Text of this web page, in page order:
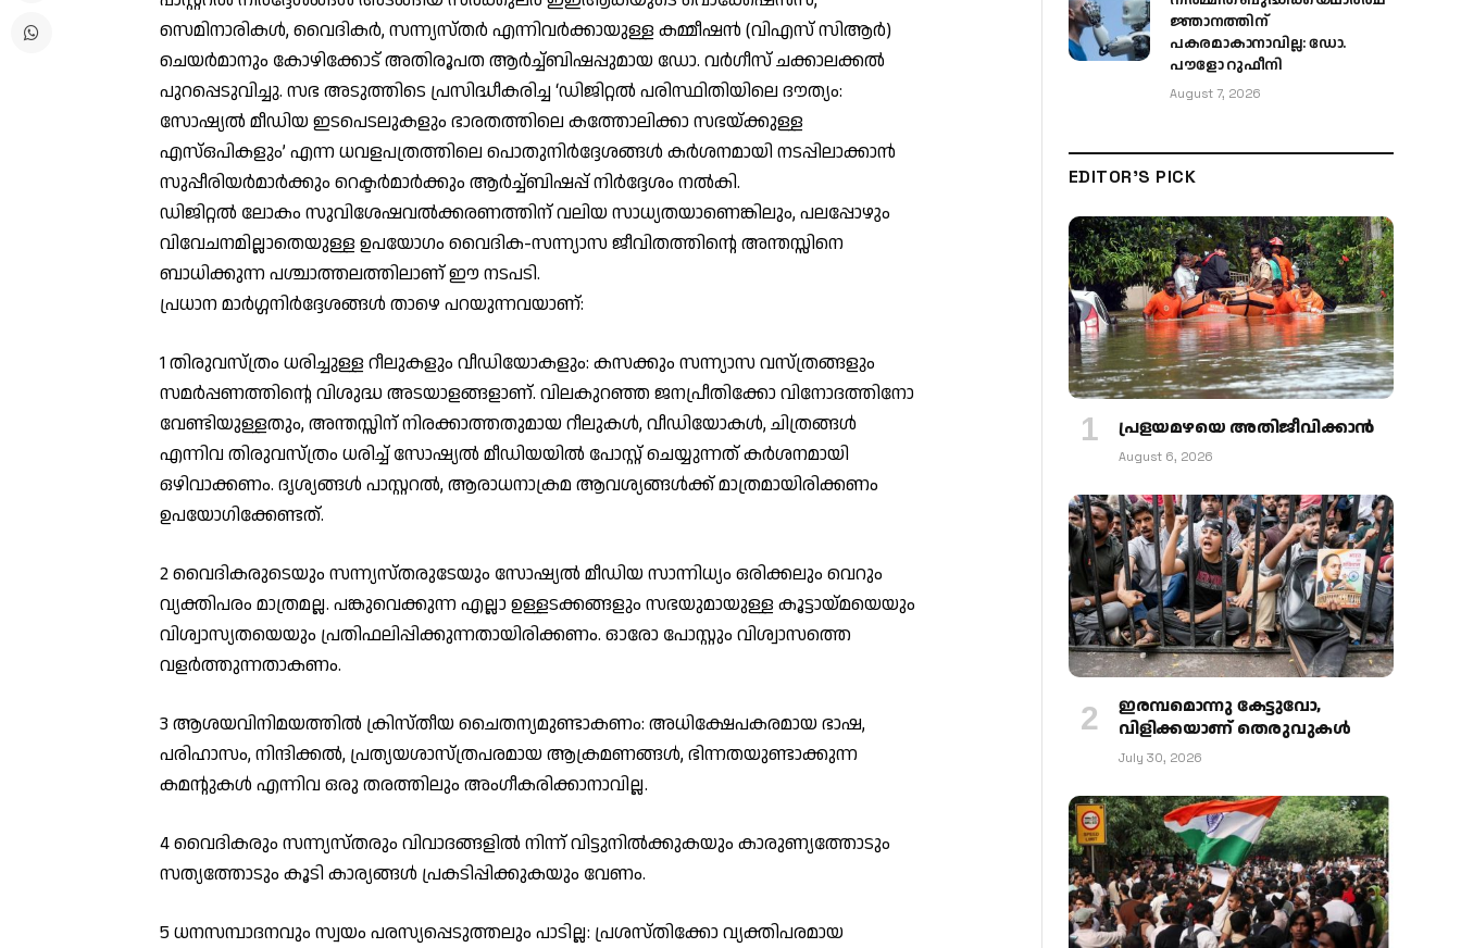
സെമിനാരികള്‍, വൈദികര്‍, സന്ന്യസ്തര്‍ എന്നിവര്‍ക്കായുള്ള കമ്മീഷന്‍ (വിഎസ് സിആര്‍)
ചെയര്‍മാനും കോഴിക്കോട് അതിരൂപത ആര്‍ച്ച്ബിഷപ്പുമായ ഡോ. വര്‍ഗീസ് ചക്കാലക്കല്‍
പുറപ്പെടുവിച്ചു. സഭ അടുത്തിടെ പ്രസിദ്ധീകരിച്ച ‘ഡിജിറ്റല്‍ പരിസ്ഥിതിയിലെ ദൗത്യം:
സോഷ്യല്‍ മീഡിയ ഇടപെടലുകളും ഭാരതത്തിലെ കത്തോലിക്കാ സഭയ്ക്കുള്ള
എസ്ഒപികളും’ എന്ന ധവളപത്രത്തിലെ പൊതുനിര്‍ദ്ദേശങ്ങള്‍ കര്‍ശനമായി നടപ്പിലാക്കാന്‍
സുപ്പീരിയര്‍മാര്‍ക്കും റെക്ടര്‍മാര്‍ക്കും ആര്‍ച്ച്ബിഷപ്പ് നിര്‍ദ്ദേശം നല്‍കി.
ഡിജിറ്റല്‍ ലോകം സുവിശേഷവല്‍ക്കരണത്തിന് വലിയ സാധ്യതയാണെങ്കിലും, പലപ്പോഴും
വിവേചനമില്ലാതെയുള്ള ഉപയോഗം വൈദിക-സന്ന്യാസ ജീവിതത്തിന്റെ അന്തസ്സിനെ
ബാധിക്കുന്ന പശ്ചാത്തലത്തിലാണ് ഈ നടപടി.
പ്രധാന മാര്‍ഗ്ഗനിര്‍ദ്ദേശങ്ങള്‍ താഴെ പറയുന്നവയാണ്:
1 തിരുവസ്ത്രം ധരിച്ചുള്ള റീലുകളും വീഡിയോകളും: കസക്കും സന്ന്യാസ വസ്ത്രങ്ങളും
സമര്‍പ്പണത്തിന്റെ വിശുദ്ധ അടയാളങ്ങളാണ്. വിലകുറഞ്ഞ ജനപ്രീതിക്കോ വിനോദത്തിനോ
വേണ്ടിയുള്ളതും, അന്തസ്സിന് നിരക്കാത്തതുമായ റീലുകള്‍, വീഡിയോകള്‍, ചിത്രങ്ങള്‍
എന്നിവ തിരുവസ്ത്രം ധരിച്ച് സോഷ്യല്‍ മീഡിയയില്‍ പോസ്റ്റ് ചെയ്യുന്നത് കര്‍ശനമായി
ഒഴിവാക്കണം. ദൃശ്യങ്ങള്‍ പാസ്റ്ററല്‍, ആരാധനാക്രമ ആവശ്യങ്ങള്‍ക്ക് മാത്രമായിരിക്കണം
ഉപയോഗിക്കേണ്ടത്.
2 വൈദികരുടെയും സന്ന്യസ്തരുടേയും സോഷ്യല്‍ മീഡിയ സാന്നിധ്യം ഒരിക്കലും വെറും
വ്യക്തിപരം മാത്രമല്ല. പങ്കുവെക്കുന്ന എല്ലാ ഉള്ളടക്കങ്ങളും സഭയുമായുള്ള കൂട്ടായ്മയെയും
വിശ്വാസ്യതയെയും പ്രതിഫലിപ്പിക്കുന്നതായിരിക്കണം. ഓരോ പോസ്റ്റും വിശ്വാസത്തെ
വളര്‍ത്തുന്നതാകണം.
3 ആശയവിനിമയത്തില്‍ ക്രിസ്തീയ ചൈതന്യമുണ്ടാകണം: അധിക്ഷേപകരമായ ഭാഷ,
പരിഹാസം, നിന്ദിക്കല്‍, പ്രത്യയശാസ്ത്രപരമായ ആക്രമണങ്ങള്‍, ഭിന്നതയുണ്ടാക്കുന്ന
കമന്റുകള്‍ എന്നിവ ഒരു തരത്തിലും അംഗീകരിക്കാനാവില്ല.
4 വൈദികരും സന്ന്യസ്തരും വിവാദങ്ങളില്‍ നിന്ന് വിട്ടുനില്‍ക്കുകയും കാരുണ്യത്തോടും
സത്യത്തോടും കൂടി കാര്യങ്ങള്‍ പ്രകടിപ്പിക്കുകയും വേണം.
5 ധനസമ്പാദനവും സ്വയം പരസ്യപ്പെടുത്തലും പാടില്ല: പ്രശസ്തിക്കോ വ്യക്തിപരമായ
ജ്ഞാനത്തിന്
പകരമാകാനാവില്ല: ഡോ.
പൗളോ റുഫീനി
August 7, 2026
EDITOR'S PICK
പ്രളയമഴയെ അതിജീവിക്കാന്‍
August 6, 2026
ഇരമ്പമൊന്നു കേട്ടുവോ,
വിളിക്കയാണ് തെരുവുകള്‍
July 30, 2026